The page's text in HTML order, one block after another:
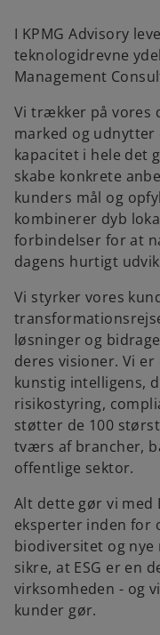
I KPMG Advisory
teknologidrevne
Management
Vi trækker på vores
marked og udnytter
kapacitet i hele det
skabe konkrete
kunders mål og
kombinerer dyb
forbindelser for at
dagens hurtigt
Vi styrker vores
løsninger og
deres visioner. Vi
kunstig intelligens,
risikostyring,
støtter de 100
tværs af brancher,
offentlige sektor.
Alt dette gør vi med
eksperter inden for
biodiversitet og
sikre, at ESG er en
virksomheden - og
kunder gør.